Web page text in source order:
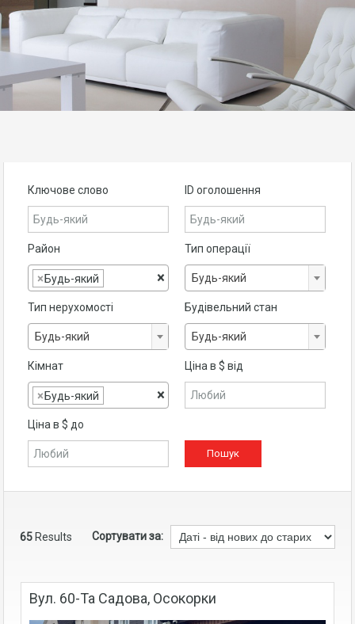
Ключове слово ID оголошення
Район
×
× Будь-який
Тип операції
Будь-який
Тип нерухомості
Будь-який
Будівельний стан
Будь-який
Кімнат
×
× Будь-який
Ціна в $ від
Ціна в $ до
65 Results Сортувати за:
Вул. 60-Та Садова, Осокорки